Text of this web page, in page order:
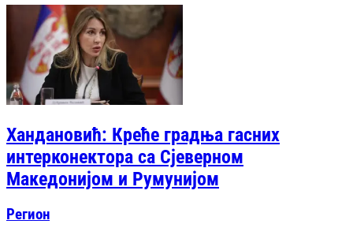
Хандановић: Креће градња гасних
интерконектора са Сјеверном
Македонијом и Румунијом
Регион